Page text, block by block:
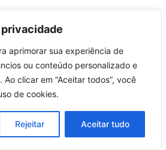
aprimorar sua experiência de
ou conteúdo personalizado e
clicar em “Aceitar todos”, você
de cookies.
Rejeitar Aceitar tudo